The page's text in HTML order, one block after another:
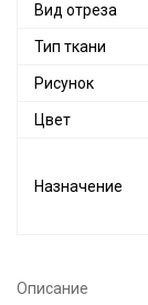
Вид отреза
Тип ткани
Рисунок
Цвет
Назначение
Описание